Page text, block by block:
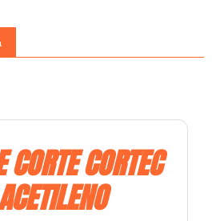
CORTEC